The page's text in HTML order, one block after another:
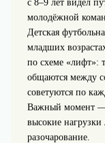
с 8–9 лет видел
молодёжной
Детская
младших
по схеме «лифт»:
общаются между
советуются по
Важный момент —
высокие
разочарование.